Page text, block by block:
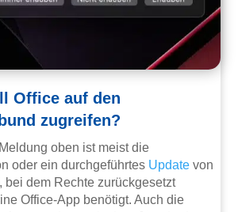
Office auf den
zugreifen?
oben ist meist die
oder ein durchgeführtes Update von
bei dem Rechte zurückgesetzt
Office-App benötigt. Auch die